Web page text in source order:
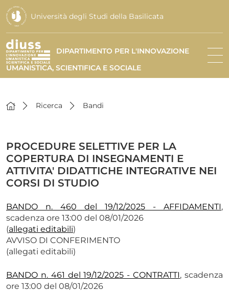
Università degli Studi della Basilicata
DIPARTIMENTO PER L'INNOVAZIONE
UMANISTICA, SCIENTIFICA E SOCIALE
Ricerca Bandi
PROCEDURE SELETTIVE PER LA
COPERTURA DI INSEGNAMENTI E
ATTIVITA' DIDATTICHE INTEGRATIVE NEI
CORSI DI STUDIO
BANDO n. 460 del 19/12/2025 - AFFIDAMENTI,
scadenza ore 13:00 del 08/01/2026
(allegati editabili)
AVVISO DI CONFERIMENTO
(allegati editabili)
BANDO n. 461 del 19/12/2025 - CONTRATTI, scadenza
ore 13:00 del 08/01/2026